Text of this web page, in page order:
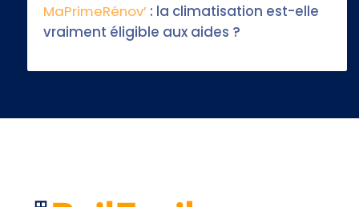
MaPrimeRénov’ : la climatisation est-elle
vraiment éligible aux aides ?